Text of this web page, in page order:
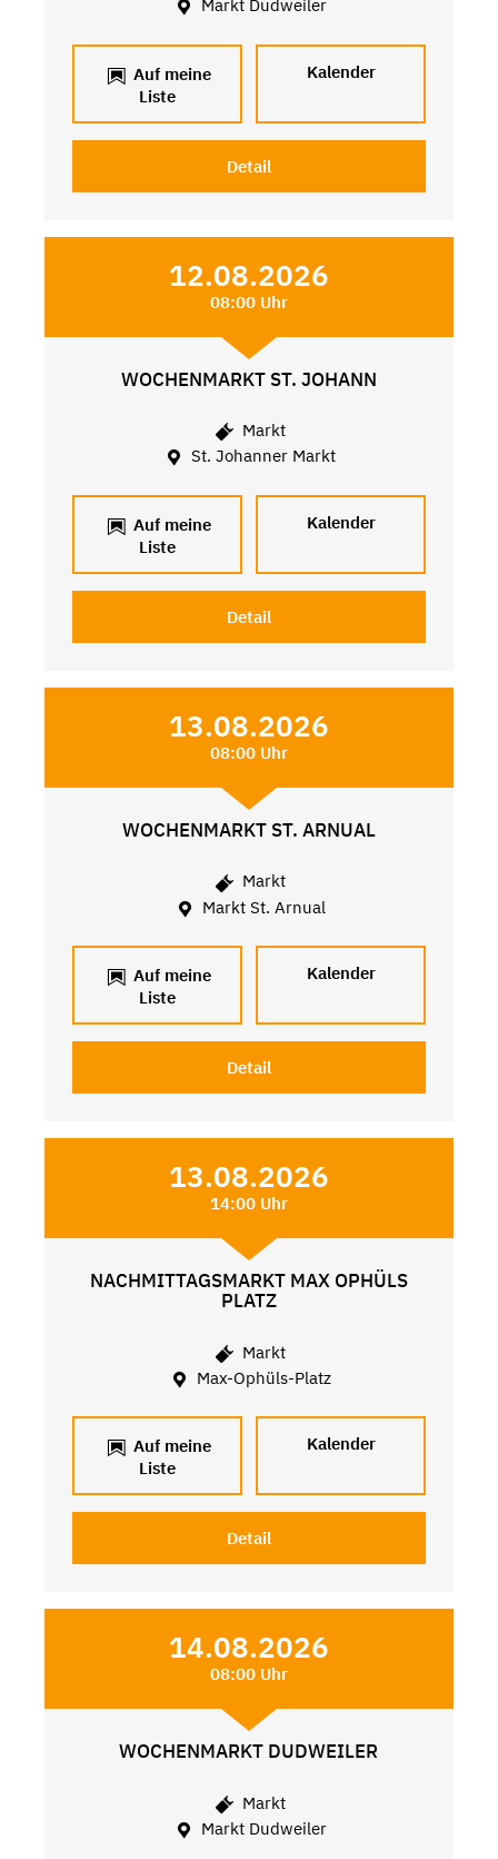
Markt Dudweiler
Auf meine
Liste
Kalender
Detail
12.08.2026
08:00 Uhr
WOCHENMARKT ST. JOHANN
Markt
St. Johanner Markt
Auf meine
Liste
Kalender
Detail
13.08.2026
08:00 Uhr
WOCHENMARKT ST. ARNUAL
Markt
Markt St. Arnual
Auf meine
Liste
Kalender
Detail
13.08.2026
14:00 Uhr
NACHMITTAGSMARKT MAX OPHÜLS
PLATZ
Markt
Max-Ophüls-Platz
Auf meine
Liste
Kalender
Detail
14.08.2026
08:00 Uhr
WOCHENMARKT DUDWEILER
Markt
Markt Dudweiler